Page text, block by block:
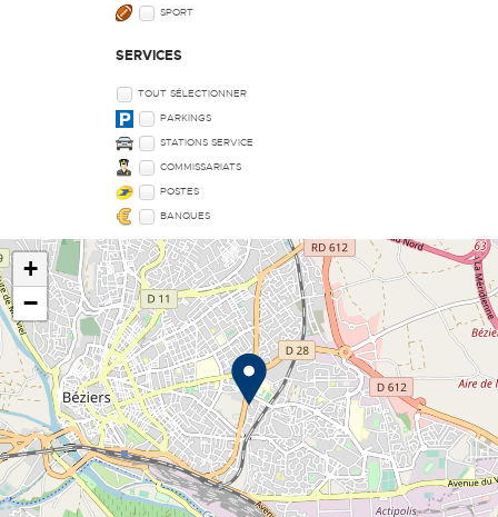
SPORT
SERVICES
TOUT SÉLECTIONNER
PARKINGS
STATIONS SERVICE
COMMISSARIATS
POSTES
BANQUES
+
−